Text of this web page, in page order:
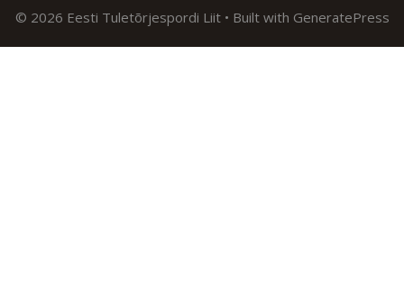
© 2026 Eesti Tuletõrjespordi Liit• Built with GeneratePress